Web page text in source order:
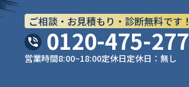
ご相談・お見積もり・診断無料です！
0120-475-277
営業時間8:00~18:00定休日定休日：無し